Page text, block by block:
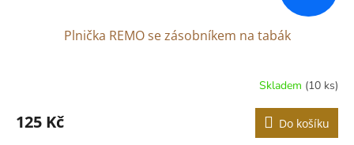
Plnička REMO se zásobníkem na tabák
Skladem (10 ks)
125 Kč Do košíku